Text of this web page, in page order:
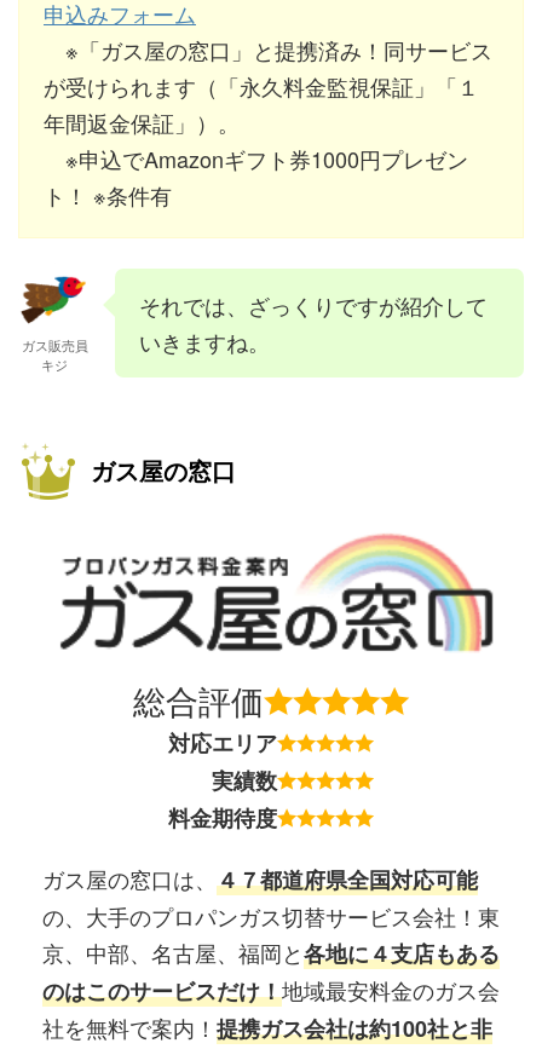
申込みフォーム
※「ガス屋の窓口」と提携済み！同サービス
が受けられます（「永久料金監視保証」「１
年間返金保証」）。
※申込でAmazonギフト券1000円プレゼン
ト！ ※条件有
ガス販売員
キジ
それでは、ざっくりですが紹介して
いきますね。
ガス屋の窓口
総合評価
対応エリア
実績数
料金期待度
ガス屋の窓口は、 ４７都道府県全国対応可能
の、大手のプロパンガス切替サービス会社！東
京、中部、名古屋、福岡と各地に４支店もある
のはこのサービスだけ！地域最安料金のガス会
社を無料で案内！ 提携ガス会社は約100社と非